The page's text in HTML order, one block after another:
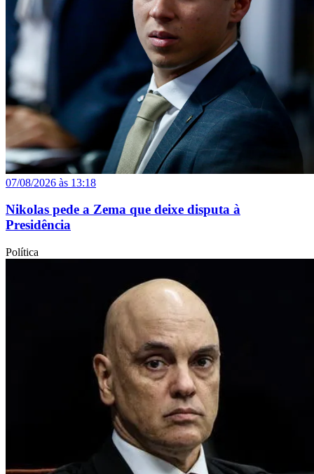
07/08/2026 às 13:18
Nikolas pede a Zema que deixe disputa à
Presidência
Política